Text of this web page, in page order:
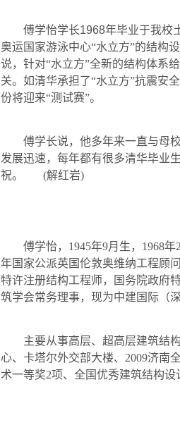
傅学怡学长1968年毕业于我校
奥运国家游泳中心“水立方”的结构
说，针对“水立方”全新的结构体系
关。如清华承担了“水立方”抗震安
份将迎来“测试赛”。
傅学长说，他多年来一直与母
发展迅速，每年都有很多清华毕业
祝。 (解红岩)
傅学怡， 1945年9月生， 1968年2
年国家公派英国伦敦奥维纳工程顾
特许注册结构工程师，国务院政府
筑学会常务理事，现为中建国际（
主要从事高层、超高层建筑结
心、卡塔尔外交部大楼、 2009济南
术一等奖2项、全国优秀建筑结构设